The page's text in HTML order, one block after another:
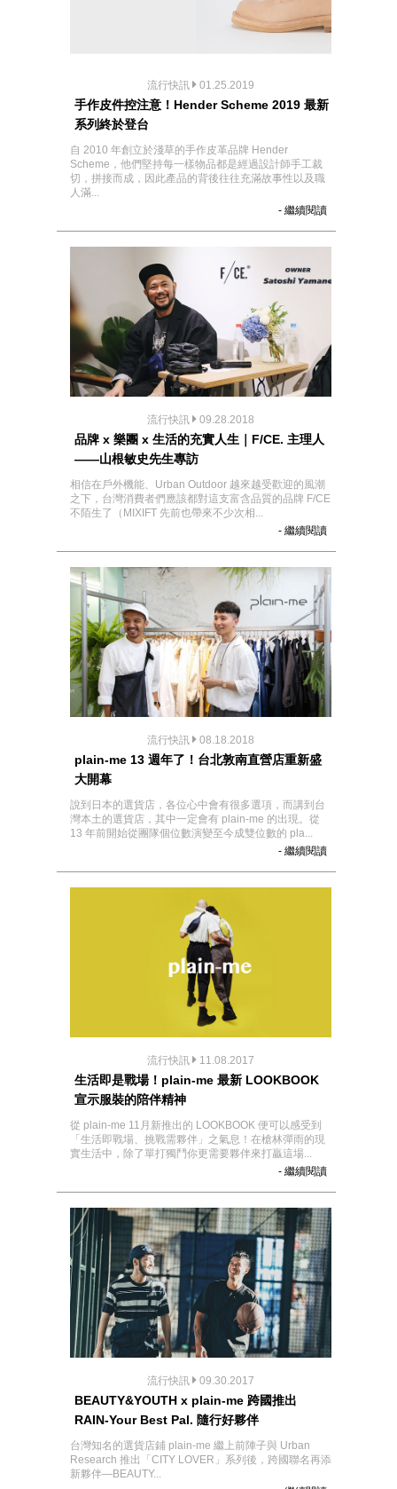
流行快訊 01.25.2019
手作皮件控注意！Hender Scheme 2019 最新
系列終於登台
自 2010 年創立於淺草的手作皮革品牌 Hender
Scheme，他們堅持每一樣物品都是經過設計師手工裁
切，拼接而成，因此產品的背後往往充滿故事性以及職
人滿...
- 繼續閱讀
流行快訊 09.28.2018
品牌 x 樂團 x 生活的充實人生｜F/CE. 主理人
——山根敏史先生專訪
相信在戶外機能、Urban Outdoor 越來越受歡迎的風潮
之下，台灣消費者們應該都對這支富含品質的品牌 F/CE
不陌生了（MIXIFT 先前也帶來不少次相...
- 繼續閱讀
流行快訊 08.18.2018
plain-me 13 週年了！台北敦南直營店重新盛
大開幕
說到日本的選貨店，各位心中會有很多選項，而講到台
灣本土的選貨店，其中一定會有 plain-me 的出現。從
13 年前開始從團隊個位數演變至今成雙位數的 pla...
- 繼續閱讀
流行快訊 11.08.2017
生活即是戰場！plain-me 最新 LOOKBOOK
宣示服裝的陪伴精神
從 plain-me 11月新推出的 LOOKBOOK 便可以感受到
「生活即戰場、挑戰需夥伴」之氣息！在槍林彈雨的現
實生活中，除了單打獨鬥你更需要夥伴來打贏這場...
- 繼續閱讀
流行快訊 09.30.2017
BEAUTY&YOUTH x plain-me 跨國推出
RAIN-Your Best Pal. 隨行好夥伴
台灣知名的選貨店鋪 plain-me 繼上前陣子與 Urban
Research 推出「CITY LOVER」系列後，跨國聯名再添
新夥伴—BEAUTY...